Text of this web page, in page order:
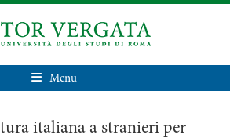
Menu
italiana a stranieri per